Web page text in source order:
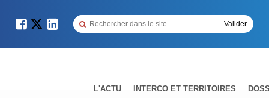
L'ACTU INTERCO ET TERRITOIRES